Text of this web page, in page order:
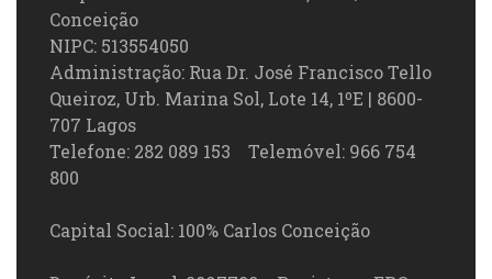
Conceição
NIPC: 513554050
Administração: Rua Dr. José Francisco Tello
Queiroz, Urb. Marina Sol, Lote 14, 1ºE | 8600-
707 Lagos
Telefone: 282 089 153 Telemóvel: 966 754
800
Capital Social: 100% Carlos Conceição